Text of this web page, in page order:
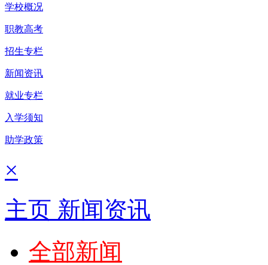
学校概况
职教高考
招生专栏
新闻资讯
就业专栏
入学须知
助学政策
×
主页 新闻资讯
全部新闻